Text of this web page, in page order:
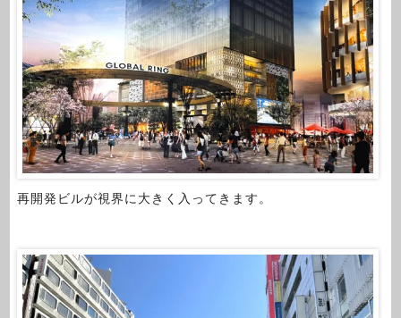
再開発ビルが視界に大きく入ってきます。